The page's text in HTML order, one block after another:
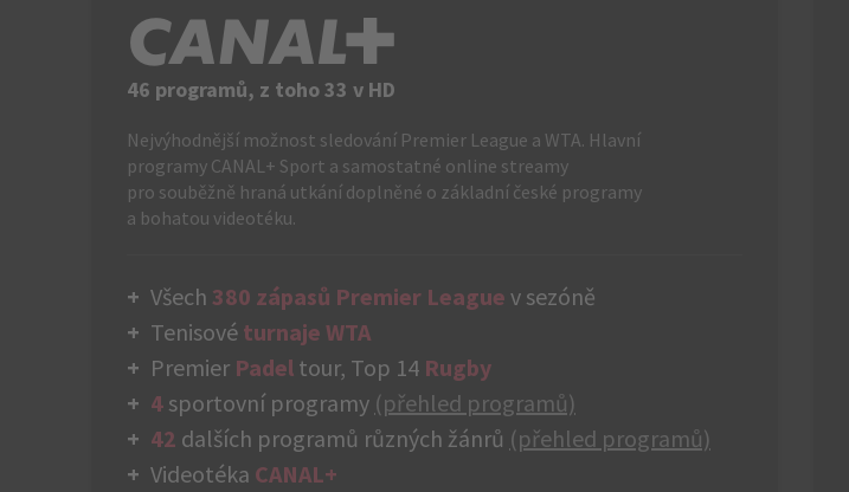
C+
46 programů, z toho 33 v HD
Nejvýhodnější možnost sledování Premier League a WTA. Hlavní
programy CANAL+ Sport a samostatné online streamy
pro souběžně hraná utkání doplněné o základní české programy
a bohatou videotéku.
Všech 380 zápasů Premier League v sezóně
Tenisové turnaje WTA
Premier Padel tour, Top 14 Rugby
4 sportovní programy (přehled programů)
42 dalších programů různých žánrů (přehled programů)
Videotéka CANAL+